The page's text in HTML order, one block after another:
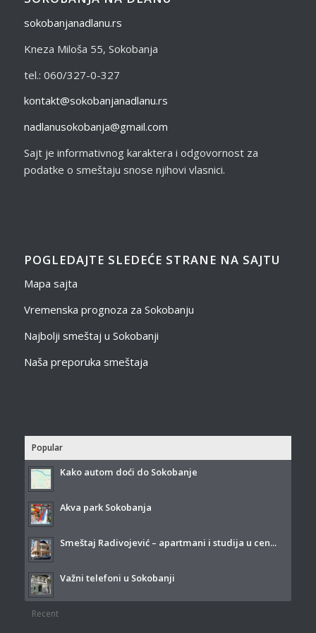
sokobanjanadlanu.rs
Kneza Miloša 55, Sokobanja
tel.: 060/327-0-327
kontakt@sokobanjanadlanu.rs
nadlanusokobanja@gmail.com
Sajt je informativnog karaktera i odgovornost za
podatke o smeštaju snose njihovi vlasnici.
POGLEDAJTE SLEDEĆE STRANE NA SAJTU
Mapa sajta
Vremenska prognoza za Sokobanju
Najbolji smeštaj u Sokobanji
Naša preporuka smeštaja
Popular
Kako autom doći do Sokobanje
Akva park Sokobanja
Smeštaj Radivojević – apartmani i studija u cen...
Važni telefoni u Sokobanji
Recent